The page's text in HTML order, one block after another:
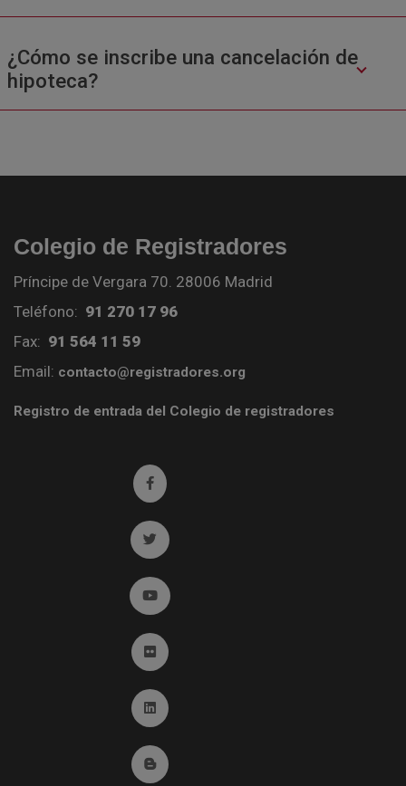
¿Cómo se inscribe una cancelación de
hipoteca?
Colegio de Registradores
Príncipe de Vergara 70. 28006 Madrid
Teléfono: 91 270 17 96
Fax: 91 564 11 59
Email: contacto@registradores.org
Registro de entrada del Colegio de registradores
Ir a facebook (abre en ventana nueva)
Ir a twitter (abre en ventana nueva)
Ir a YouTube (abre en ventana nueva)
Ir a Flickr (abre en ventana nueva)
Ir a Linkedin (abre en ventana nueva)
Ir al Blog (abre en ventana nueva)